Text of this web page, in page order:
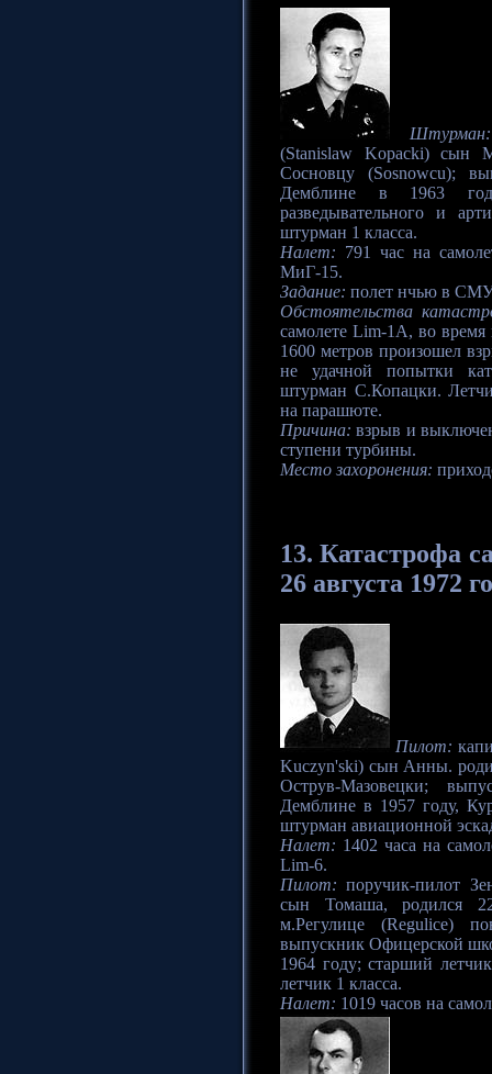
Штурман:
(Stanislaw Kopacki) сын
Сосновцу (Sosnowcu);
Демблине в 1963
разведывательного и
штурман 1 класса.
Налет: 791 час на
МиГ-15.
Задание: полет нчью в
Обстоятельства
самолете Lim-1A, во время
1600 метров произошел
не удачной попытки
штурман С.Копацки.
на парашюте.
Причина: взрыв и
ступени турбины.
Место захоронения:
13.Катастрофа
26 августа 1972
Пилот:
Kuczyn'ski) сын Анны.
Острув-Мазовецки;
Демблине в 1957 году,
штурман авиационной
Налет: 1402 часа на
Lim-6.
Пилот: поручик-пилот
сын Томаша, родился
м.Регулице (Regulice)
выпускник Офицерской
1964 году; старший
летчик 1 класса.
Налет: 1019 часов на